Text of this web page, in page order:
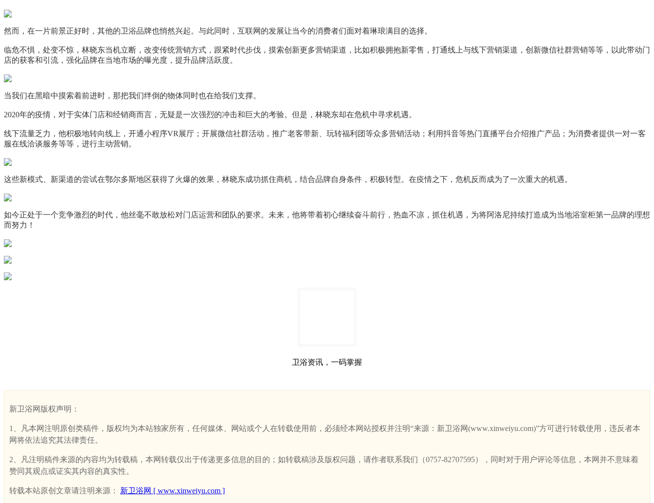
然而，在一片前景正好时，其他的卫浴品牌也悄然兴起。与此同时，互联网的发展让当今的消费者们面对着琳琅满目的选择。
临危不惧，处变不惊，林晓东当机立断，改变传统营销方式，跟紧时代步伐，摸索创新更多营销渠道，比如积极拥抱新零售，打通线上与线下营销渠道，创新微信社群营销等等，以此带动门
店的获客和引流，强化品牌在当地市场的曝光度，提升品牌活跃度。
当我们在黑暗中摸索着前进时，那把我们绊倒的物体同时也在给我们支撑。
2020年的疫情，对于实体门店和经销商而言，无疑是一次强烈的冲击和巨大的考验。但是，林晓东却在危机中寻求机遇。
线下流量乏力，他积极地转向线上，开通小程序VR展厅；开展微信社群活动，推广老客带新、玩转福利团等众多营销活动；利用抖音等热门直播平台介绍推广产品；为消费者提供一对一客
服在线洽谈服务等等，进行主动营销。
这些新模式、新渠道的尝试在鄂尔多斯地区获得了火爆的效果，林晓东成功抓住商机，结合品牌自身条件，积极转型。在疫情之下，危机反而成为了一次重大的机遇。
如今正处于一个竞争激烈的时代，他丝毫不敢放松对门店运营和团队的要求。未来，他将带着初心继续奋斗前行，热血不凉，抓住机遇，为将阿洛尼持续打造成为当地浴室柜第一品牌的理想
而努力！
卫浴资讯，一码掌握
新卫浴网版权声明：
1、凡本网注明原创类稿件，版权均为本站独家所有，任何媒体、网站或个人在转载使用前，必须经本网站授权并注明“来源：新卫浴网(www.xinweiyu.com)”方可进行转载使用，违反者本
网将依法追究其法律责任。
2、凡注明稿件来源的内容均为转载稿，本网转载仅出于传递更多信息的目的；如转载稿涉及版权问题，请作者联系我们（0757-82707595），同时对于用户评论等信息，本网并不意味着
赞同其观点或证实其内容的真实性。
转载本站原创文章请注明来源： 新卫浴网 [ www.xinweiyu.com ]